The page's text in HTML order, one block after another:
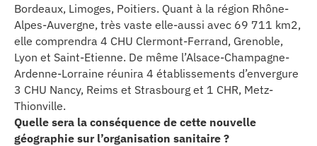
d’info
Bordeaux, Limoges, Poitiers. Quant à la région Rhône-
Alpes-Auvergne, très vaste elle-aussi avec 69 711 km2,
elle comprendra 4 CHU Clermont-Ferrand, Grenoble,
Lyon et Saint-Etienne. De même l’Alsace-Champagne-
Ardenne-Lorraine réunira 4 établissements d’envergure
3 CHU Nancy, Reims et Strasbourg et 1 CHR, Metz-
Thionville.
Quelle sera la conséquence de cette nouvelle
géographie sur l’organisation sanitaire ?